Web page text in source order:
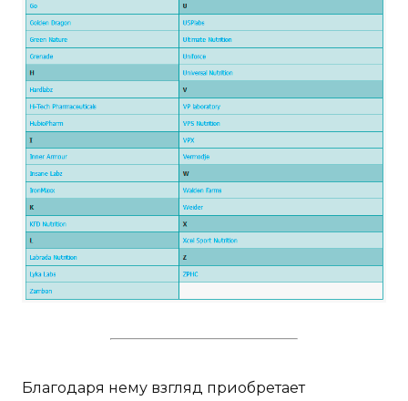
Благодаря нему взгляд приобретает